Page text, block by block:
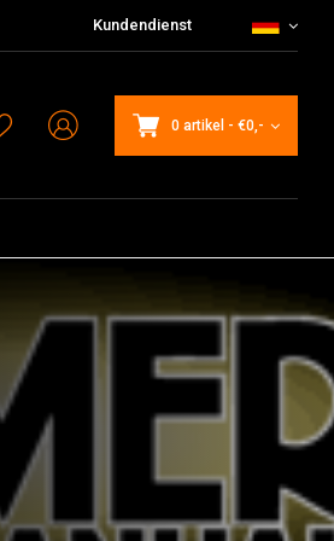
Kundendienst
0 artikel - €0,-